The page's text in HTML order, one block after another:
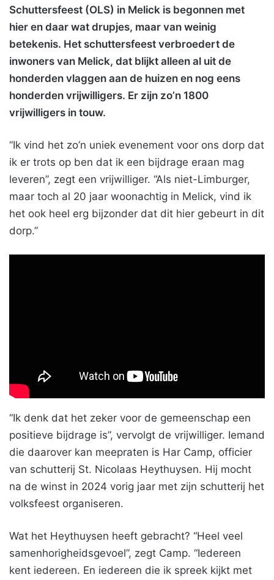
Schuttersfeest (OLS) in Melick is begonnen met
hier en daar wat drupjes, maar van weinig
betekenis. Het schuttersfeest verbroedert de
inwoners van Melick, dat blijkt alleen al uit de
honderden vlaggen aan de huizen en nog eens
honderden vrijwilligers. Er zijn zo’n 1800
vrijwilligers in touw.
“Ik vind het zo’n uniek evenement voor ons dorp dat
ik er trots op ben dat ik een bijdrage eraan mag
leveren”, zegt een vrijwilliger. “Als niet-Limburger,
maar toch al 20 jaar woonachtig in Melick, vind ik
het ook heel erg bijzonder dat dit hier gebeurt in dit
dorp.”
“Ik denk dat het zeker voor de gemeenschap een
positieve bijdrage is”, vervolgt de vrijwilliger. Iemand
die daarover kan meepraten is Har Camp, officier
van schutterij St. Nicolaas Heythuysen. Hij mocht
na de winst in 2024 vorig jaar met zijn schutterij het
volksfeest organiseren.
Wat het Heythuysen heeft gebracht? “Heel veel
samenhorigheidsgevoel”, zegt Camp. “Iedereen
kent iedereen. En iedereen die ik spreek kijkt met